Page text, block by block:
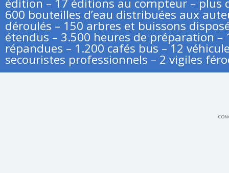
édition – 17 éditions au compteur – plus
600 bouteilles d’eau distribuées aux
déroulés – 150 arbres et buissons
étendus – 3.500 heures de préparation
répandues – 1.200 cafés bus – 12
secouristes professionnels – 2 vigiles